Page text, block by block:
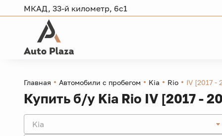
МКАД, 33-й километр, 6с1
Главная Автомобили с пробегом Kia Rio IV [2017 -
Купить б/у Kia Rio IV [2017 -
Kia